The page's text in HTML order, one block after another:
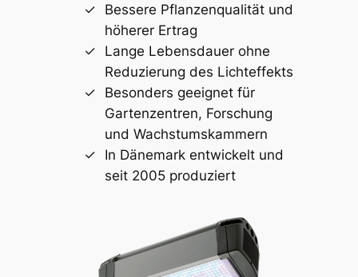
Bessere Pflanzenqualität und
höherer Ertrag
Lange Lebensdauer ohne
Reduzierung des Lichteffekts
Besonders geeignet für
Gartenzentren, Forschung
und Wachstumskammern
In Dänemark entwickelt und
seit 2005 produziert